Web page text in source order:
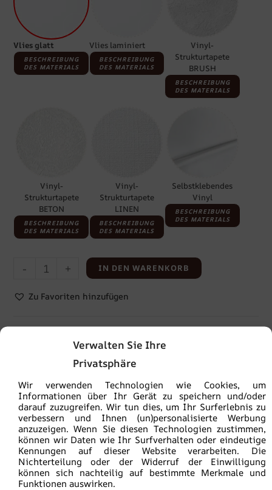
Verwalten Sie Ihre
Privatsphäre
Wir verwenden Technologien wie Cookies, um
Informationen über Ihr Gerät zu speichern und/oder
darauf zuzugreifen. Wir tun dies, um Ihr Surferlebnis zu
verbessern und Ihnen (un)personalisierte Werbung
anzuzeigen. Wenn Sie diesen Technologien zustimmen,
können wir Daten wie Ihr Surfverhalten oder eindeutige
Kennungen auf dieser Website verarbeiten. Die
Nichterteilung oder der Widerruf der Einwilligung
können sich nachteilig auf bestimmte Merkmale und
Funktionen auswirken.
Vlies glatt
BESCHREIBUNG
DES MATERIALS
Vlies laminiert
BESCHREIBUNG
DES MATERIALS
Vinyl-
Strukturtapete
BRUSH
BESCHREIBUNG
DES MATERIALS
Vinyl-
Strukturtapete
BETON
BESCHREIBUNG
DES MATERIALS
Vinyl-
Strukturtapete
LINEN
BESCHREIBUNG
DES MATERIALS
Selbstklebendes
Vinyl
BESCHREIBUNG
DES MATERIALS
- + IN DEN WARENKORB
Zu Favoriten hinzufügen
Die Versandkosten betragen
100€
versandkostenfrei
Lieferzeitvon 2 bis 4Werktagen
Die Mustergröße beträgt 30 x 50 cm. Das Muster enthält
die gesamte Grafik, sodass Sie die Farben beurteilen
können. Außerdem verfügt es über eine Zoomfunktion zur